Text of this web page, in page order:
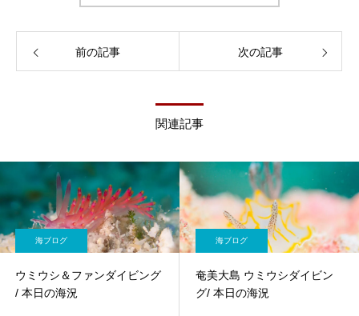
前の記事 次の記事
関連記事
海ブログ
ウミウシ＆ファンダイビング
/ 本日の海況
海ブログ
奄美大島 ウミウシダイビン
グ/ 本日の海況